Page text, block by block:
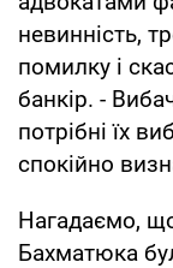
невинність,
помилку і
банкір. -
потрібні їх
спокійно
Нагадаємо,
Бахматюка